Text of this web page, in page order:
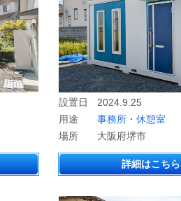
設置日
2024.9.25
用途
事務所・休憩室
場所
大阪府堺市
詳細はこちら